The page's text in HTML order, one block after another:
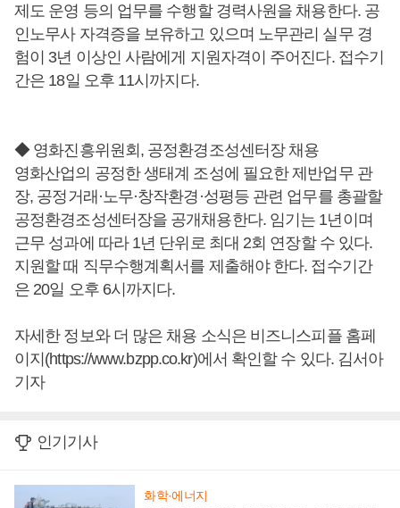
제도 운영 등의 업무를 수행할 경력사원을 채용한다. 공
인노무사 자격증을 보유하고 있으며 노무관리 실무 경
험이 3년 이상인 사람에게 지원자격이 주어진다. 접수기
간은 18일 오후 11시까지다.
◆ 영화진흥위원회, 공정환경조성센터장 채용
영화산업의 공정한 생태계 조성에 필요한 제반업무 관
장, 공정거래·노무·창작환경·성평등 관련 업무를 총괄할
공정환경조성센터장을 공개채용한다. 임기는 1년이며
근무 성과에 따라 1년 단위로 최대 2회 연장할 수 있다.
지원할 때 직무수행계획서를 제출해야 한다. 접수기간
은 20일 오후 6시까지다.
자세한 정보와 더 많은 채용 소식은 비즈니스피플 홈페
이지(https://www.bzpp.co.kr)에서 확인할 수 있다. 김서아
기자
인기기사
화학·에너지